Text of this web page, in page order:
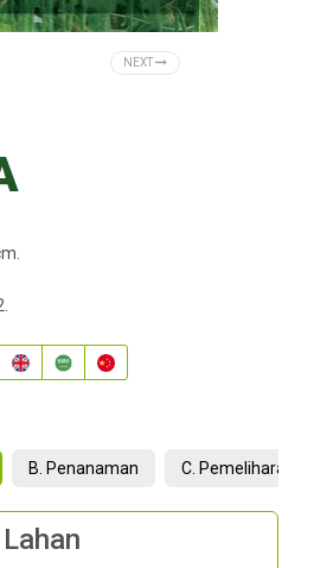
NEXT
B. Penanaman C. Pemeliharaan